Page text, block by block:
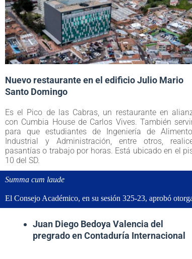
Nuevo restaurante en el edificio Julio Mario
Santo Domingo
Es el Pico de las Cabras, un restaurante en
con Cumbia House de Carlos Vives. También
para que estudiantes de Ingeniería de
Industrial y Administración, entre otros,
pasantías o trabajo por horas. Está ubicado en el
10 del SD.
Summa cum laude
El Consejo Académico, en su sesión 325-23, aprobó
Juan Diego Bedoya Valencia del
pregrado en Contaduría Internacional